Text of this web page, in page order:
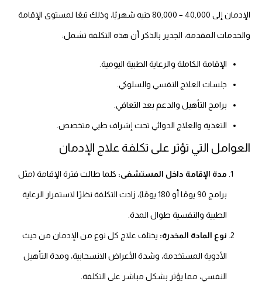
الإدمان إلى 40,000 – 80,000 جنيه شهريًا، وذلك تبعًا لمستوى الإقامة
والخدمات المقدمة، الجدير بالذكر أن هذه التكلفة تشمل:
الإقامة الكاملة والرعاية الطبية اليومية.
جلسات العلاج النفسي والسلوكي.
برامج التأهيل والدعم بعد التعافي.
التغذية والعلاج الدوائي تحت إشراف طبي متخصص.
العوامل التي تؤثر على تكلفة علاج الإدمان
مدة الإقامة داخل المستشفى: كلما طالت فترة الإقامة (مثل
برامج 90 يومًا أو 180 يومًا)، زادت التكلفة نظرًا لاستمرار الرعاية
الطبية والنفسية طوال المدة.
نوع المادة المخدرة: يختلف علاج كل نوع من الإدمان من حيث
الأدوية المستخدمة، وشدة الأعراض الانسحابية، ومدة التأهيل
النفسي، مما يؤثر بشكل مباشر على التكلفة.